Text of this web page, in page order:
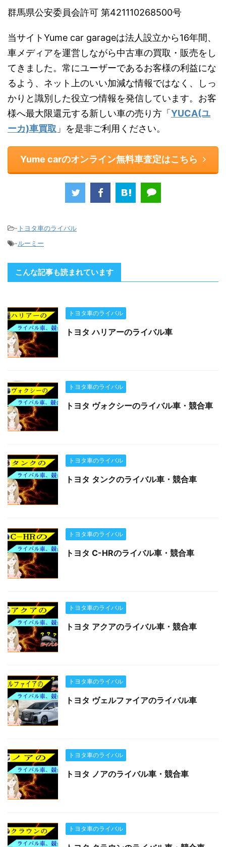
群馬県公安委員会許可 第421110268500号
当サイトYume car garageは法人設立から16年間、
車メディアを運営しながら中古車の買取・販売をし
てきました。常にユーザーであるお客様の利益にな
るよう、ネット上のいい加減な情報ではなく、しっ
かりと識別した役立つ情報を発信しています。お客
様へ最大限還元する新しい車の売り方「 YUCA(ユ
ーカ)車買取 」を是非ご利用ください。
Yume carのオンライン無料車査定はこちら
- トヨタ車のライバル
-ルーミー
こんな記事も読まれています
トヨタ車のライバル
トヨタ ハリアーのライバル車
トヨタ車のライバル
トヨタ ヴォクシーのライバル車・競合車
トヨタ車のライバル
トヨタ タンクのライバル車・競合車
トヨタ車のライバル
トヨタ C-HRのライバル車・競合車
トヨタ車のライバル
トヨタ アクアのライバル車・競合車
トヨタ車のライバル
トヨタ ヴェルファイアのライバル車
トヨタ車のライバル
トヨタ ノアのライバル車・競合車
トヨタ車のライバル